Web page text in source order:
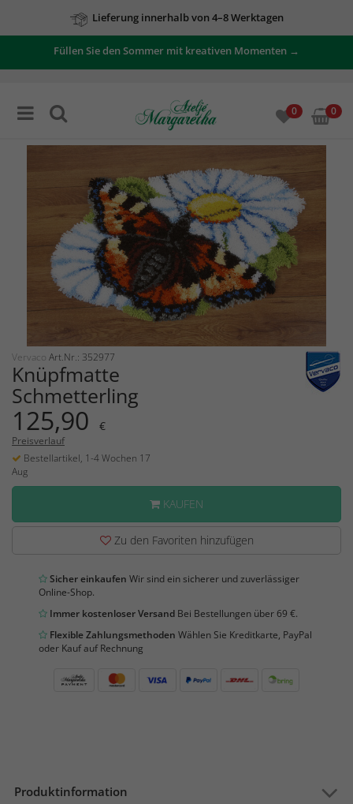
Lieferung innerhalb von 4–8 Werktagen
Füllen Sie den Sommer mit kreativen Momenten →
0 0
Vervaco Art.Nr.: 352977
Knüpfmatte
Schmetterling
125,90 €
Preisverlauf
Bestellartikel, 1-4 Wochen 17
Aug
KAUFEN
Zu den Favoriten hinzufügen
Sicher einkaufen Wir sind ein sicherer und zuverlässiger
Online-Shop.
Immer kostenloser Versand Bei Bestellungen über 69 €.
Flexible Zahlungsmethoden Wählen Sie Kreditkarte, PayPal
oder Kauf auf Rechnung
Produktinformation